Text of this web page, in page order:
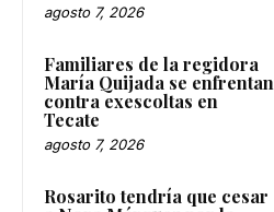
agosto 7, 2026
Familiares de la regidora
María Quijada se enfrentan
contra exescoltas en
Tecate
agosto 7, 2026
Rosarito tendría que cesar